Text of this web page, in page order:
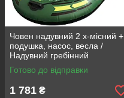
Човен надувний 2 х-місний +
подушка, насос, весла /
Надувний гребінний
двомісний гумовий човен
180/98см
Готово до відправки
1 781 ₴